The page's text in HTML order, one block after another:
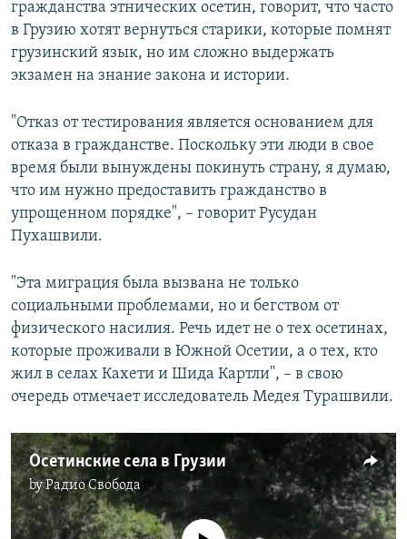
гражданства этнических осетин, говорит, что часто
в Грузию хотят вернуться старики, которые помнят
грузинский язык, но им сложно выдержать
экзамен на знание закона и истории.
"Отказ от тестирования является основанием для
отказа в гражданстве. Поскольку эти люди в свое
время были вынуждены покинуть страну, я думаю,
что им нужно предоставить гражданство в
упрощенном порядке", – говорит Русудан
Пухашвили.
"Эта миграция была вызвана не только
социальными проблемами, но и бегством от
физического насилия. Речь идет не о тех осетинах,
которые проживали в Южной Осетии, а о тех, кто
жил в селах Кахети и Шида Картли", – в свою
очередь отмечает исследователь Медея Турашвили.
Осетинские села в Грузии
byРадио Свобода
No media source currently available